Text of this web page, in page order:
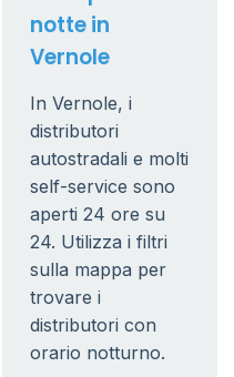
notte in
Vernole
In Vernole, i
distributori
autostradali e molti
self-service sono
aperti 24 ore su
24. Utilizza i filtri
sulla mappa per
trovare i
distributori con
orario notturno.